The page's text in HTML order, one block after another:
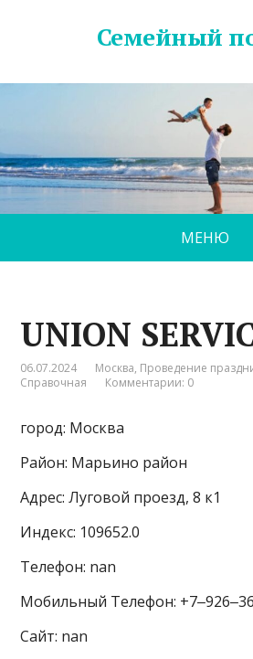
Семейный
МЕНЮ
UNION
06.07.2024 Москва, Проведение
Справочная
Комментарии: 0
город: Москва
Район: Марьино район
Адрес: Луговой проезд, 8 к1
Индекс: 109652.0
Телефон: nan
Мобильный Телефон:
Сайт: nan